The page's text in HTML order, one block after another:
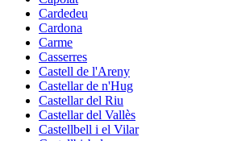
Cardedeu
Cardona
Carme
Casserres
Castell de l'Areny
Castellar de n'Hug
Castellar del Riu
Castellar del Vallès
Castellbell i el Vilar